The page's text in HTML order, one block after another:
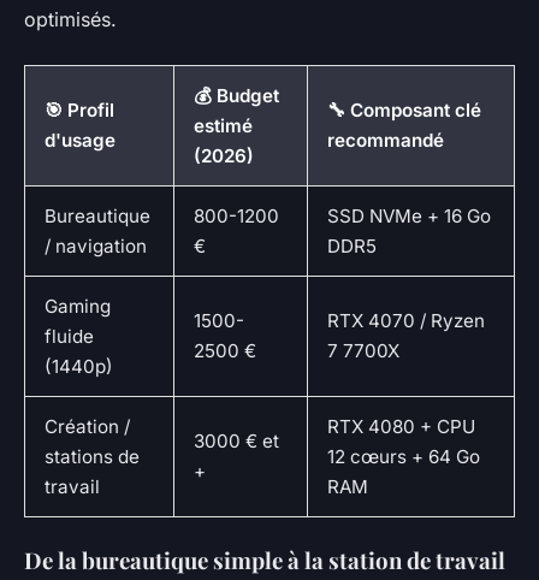
optimisés.
🎯 Profil
d'usage
💰 Budget
estimé
(2026)
🔧 Composant clé
recommandé
Bureautique
/ navigation
800-1200
€
SSD NVMe + 16 Go
DDR5
Gaming
fluide
(1440p)
1500-
2500 €
RTX 4070 / Ryzen
7 7700X
Création /
stations de
travail
3000 € et
+
RTX 4080 + CPU
12 cœurs + 64 Go
RAM
De la bureautique simple à la station de travail